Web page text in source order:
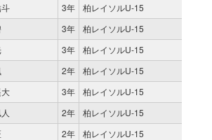
3年 柏レイソルU-15
3年 柏レイソルU-15
3年 柏レイソルU-15
2年 柏レイソルU-15
3年 柏レイソルU-15
2年 柏レイソルU-15
2年 柏レイソルU-15